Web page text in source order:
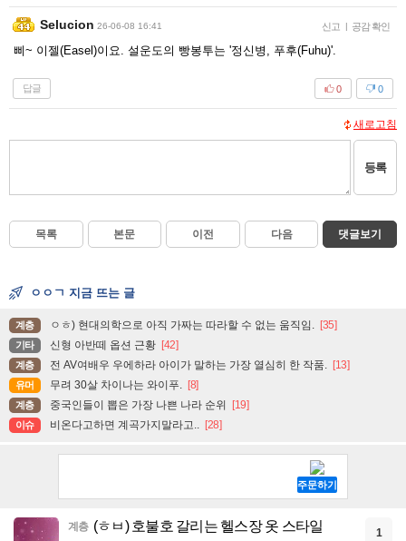
Selucion 26-06-08 16:41 신고 | 공감 확인
삐~ 이젤(Easel)이요. 설운도의 빵봉투는 '정신병, 푸후(Fuhu)'.
답글 0
0
새로고침
등록
목록 본문 이전 다음 댓글보기
ㅇㅇㄱ 지금 뜨는 글
계층 ㅇㅎ) 현대의학으로 아직 가짜는 따라할 수 없는 움직임. [35]
기타 신형 아반떼 옵션 근황 [42]
계층 전 AV여배우 우에하라 아이가 말하는 가장 열심히 한 작품. [13]
유머 무려 30살 차이나는 와이푸. [8]
계층 중국인들이 뽑은 가장 나쁜 나라 순위 [19]
이슈 비온다고하면 계곡가지말라고.. [28]
계층 (ㅎㅂ) 호불호 갈리는 헬스장 옷 스타일 1